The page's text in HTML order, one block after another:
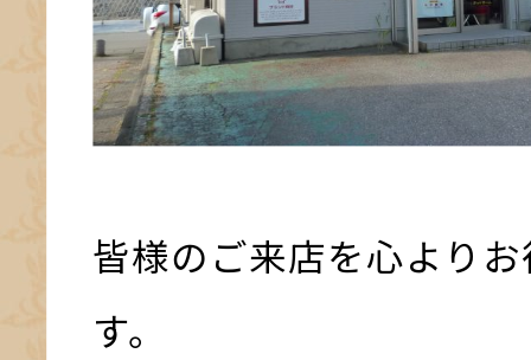
皆様のご来店を心より
す。